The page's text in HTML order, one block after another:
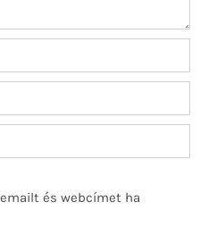
és webcímet ha